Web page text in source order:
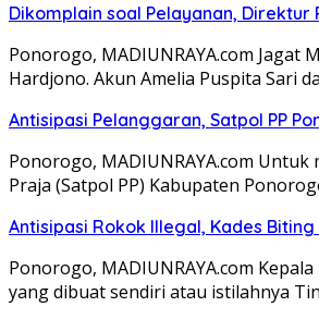
Dikomplain soal Pelayanan, Direktur
Ponorogo, MADIUNRAYA.com
Hardjono. Akun Amelia Puspita Sari
Antisipasi Pelanggaran, Satpol PP
Ponorogo, MADIUNRAYA.com
Praja (Satpol PP) Kabupaten
Antisipasi Rokok Illegal, Kades
Ponorogo, MADIUNRAYA.com
yang dibuat sendiri atau istilahnya